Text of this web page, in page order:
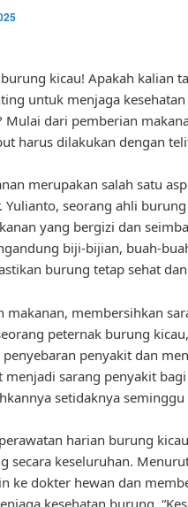
kicau! Apakah kalian
untuk menjaga
Mulai dari pemberian
harus dilakukan dengan
merupakan salah satu
Yulianto, seorang ahli
yang bergizi dan
biji-bijian, buah-
burung tetap sehat
makanan, membersihkan
peternak burung
penyakit dan
menjadi sarang penyakit
setidaknya seminggu
harian burung
secara keseluruhan.
ke dokter hewan dan